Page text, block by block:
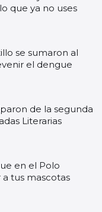
que ya no uses
se sumaron al
el dengue
de la segunda
Literarias
en el Polo
tus mascotas